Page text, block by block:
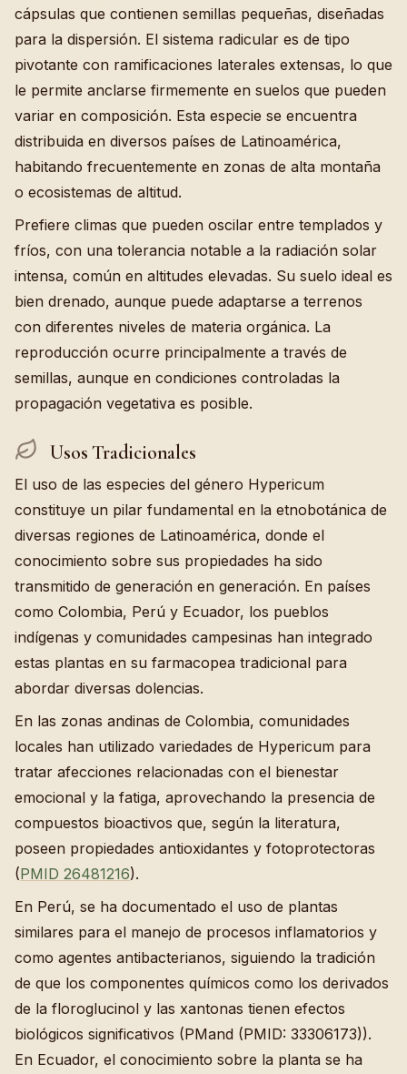
cápsulas que contienen semillas pequeñas, diseñadas
para la dispersión. El sistema radicular es de tipo
pivotante con ramificaciones laterales extensas, lo que
le permite anclarse firmemente en suelos que pueden
variar en composición. Esta especie se encuentra
distribuida en diversos países de Latinoamérica,
habitando frecuentemente en zonas de alta montaña
o ecosistemas de altitud.
Prefiere climas que pueden oscilar entre templados y
fríos, con una tolerancia notable a la radiación solar
intensa, común en altitudes elevadas. Su suelo ideal es
bien drenado, aunque puede adaptarse a terrenos
con diferentes niveles de materia orgánica. La
reproducción ocurre principalmente a través de
semillas, aunque en condiciones controladas la
propagación vegetativa es posible.
Usos Tradicionales
El uso de las especies del género Hypericum
constituye un pilar fundamental en la etnobotánica de
diversas regiones de Latinoamérica, donde el
conocimiento sobre sus propiedades ha sido
transmitido de generación en generación. En países
como Colombia, Perú y Ecuador, los pueblos
indígenas y comunidades campesinas han integrado
estas plantas en su farmacopea tradicional para
abordar diversas dolencias.
En las zonas andinas de Colombia, comunidades
locales han utilizado variedades de Hypericum para
tratar afecciones relacionadas con el bienestar
emocional y la fatiga, aprovechando la presencia de
compuestos bioactivos que, según la literatura,
poseen propiedades antioxidantes y fotoprotectoras
(PMID 26481216).
En Perú, se ha documentado el uso de plantas
similares para el manejo de procesos inflamatorios y
como agentes antibacterianos, siguiendo la tradición
de que los componentes químicos como los derivados
de la floroglucinol y las xantonas tienen efectos
biológicos significativos (PMand (PMID: 33306173)).
En Ecuador, el conocimiento sobre la planta se ha